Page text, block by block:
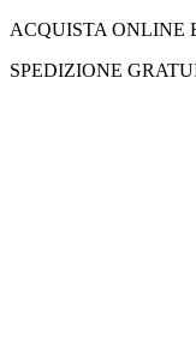
ACQUISTA ONLINE
SPEDIZIONE